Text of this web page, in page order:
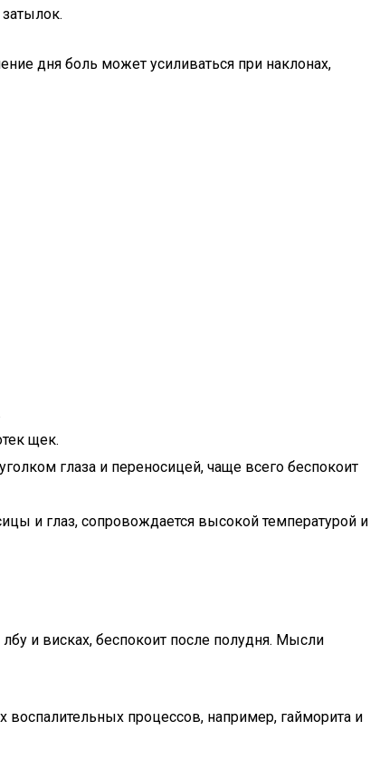
дня боль может усиливаться при наклонах,
щек.
глаза и переносицей, чаще всего беспокоит
и глаз, сопровождается высокой температурой и
и висках, беспокоит после полудня. Мысли
процессов, например, гайморита и